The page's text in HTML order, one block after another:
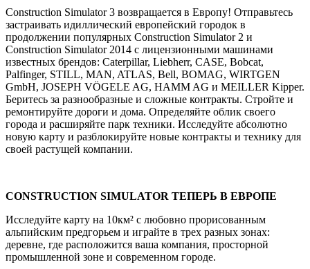
Construction Simulator 3 возвращается в Европу! Отправьтесь
застраивать идиллический европейский городок в
продолжении популярных Construction Simulator 2 и
Construction Simulator 2014 с лицензионными машинами
известных брендов: Caterpillar, Liebherr, CASE, Bobcat,
Palfinger, STILL, MAN, ATLAS, Bell, BOMAG, WIRTGEN
GmbH, JOSEPH VÖGELE AG, HAMM AG и MEILLER Kipper.
Беритесь за разнообразные и сложные контракты. Стройте и
ремонтируйте дороги и дома. Определяйте облик своего
города и расширяйте парк техники. Исследуйте абсолютно
новую карту и разблокируйте новые контракты и технику для
своей растущей компании.
CONSTRUCTION SIMULATOR ТЕПЕРЬ В ЕВРОПЕ
Исследуйте карту на 10км² с любовно прорисованным
альпийским предгорьем и играйте в трех разных зонах:
деревне, где расположится ваша компания, просторной
промышленной зоне и современном городе.